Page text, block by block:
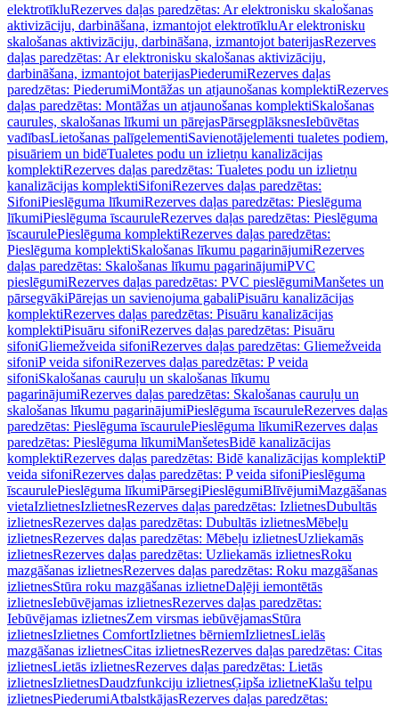
elektrotīkluRezerves daļas paredzētas: Ar elektronisku skalošanas
aktivizāciju, darbināšana, izmantojot elektrotīkluAr elektronisku
skalošanas aktivizāciju, darbināšana, izmantojot baterijasRezerves
daļas paredzētas: Ar elektronisku skalošanas aktivizāciju,
darbināšana, izmantojot baterijasPiederumiRezerves daļas
paredzētas: PiederumiMontāžas un atjaunošanas komplektiRezerves
daļas paredzētas: Montāžas un atjaunošanas komplektiSkalošanas
caurules, skalošanas līkumi un pārejasPārsegplāksnesIebūvētas
vadībasLietošanas palīgelementiSavienotājelementi tualetes podiem,
pisuāriem un bidēTualetes podu un izlietņu kanalizācijas
komplektiRezerves daļas paredzētas: Tualetes podu un izlietņu
kanalizācijas komplektiSifoniRezerves daļas paredzētas:
SifoniPieslēguma līkumiRezerves daļas paredzētas: Pieslēguma
līkumiPieslēguma īscauruleRezerves daļas paredzētas: Pieslēguma
īscaurulePieslēguma komplektiRezerves daļas paredzētas:
Pieslēguma komplektiSkalošanas līkumu pagarinājumiRezerves
daļas paredzētas: Skalošanas līkumu pagarinājumiPVC
pieslēgumiRezerves daļas paredzētas: PVC pieslēgumiManšetes un
pārsegvākiPārejas un savienojuma gabaliPisuāru kanalizācijas
komplektiRezerves daļas paredzētas: Pisuāru kanalizācijas
komplektiPisuāru sifoniRezerves daļas paredzētas: Pisuāru
sifoniGliemežveida sifoniRezerves daļas paredzētas: Gliemežveida
sifoniP veida sifoniRezerves daļas paredzētas: P veida
sifoniSkalošanas cauruļu un skalošanas līkumu
pagarinājumiRezerves daļas paredzētas: Skalošanas cauruļu un
skalošanas līkumu pagarinājumiPieslēguma īscauruleRezerves daļas
paredzētas: Pieslēguma īscaurulePieslēguma līkumiRezerves daļas
paredzētas: Pieslēguma līkumiManšetesBidē kanalizācijas
komplektiRezerves daļas paredzētas: Bidē kanalizācijas komplektiP
veida sifoniRezerves daļas paredzētas: P veida sifoniPieslēguma
īscaurulePieslēguma līkumiPārsegiPieslēgumiBlīvējumiMazgāšanas
vietaIzlietnesIzlietnesRezerves daļas paredzētas: IzlietnesDubultās
izlietnesRezerves daļas paredzētas: Dubultās izlietnesMēbeļu
izlietnesRezerves daļas paredzētas: Mēbeļu izlietnesUzliekamās
izlietnesRezerves daļas paredzētas: Uzliekamās izlietnesRoku
mazgāšanas izlietnesRezerves daļas paredzētas: Roku mazgāšanas
izlietnesStūra roku mazgāšanas izlietneDaļēji iemontētās
izlietnesIebūvējamas izlietnesRezerves daļas paredzētas:
Iebūvējamas izlietnesZem virsmas iebūvējamasStūra
izlietnesIzlietnes ComfortIzlietnes bērniemIzlietnesLielās
mazgāšanas izlietnesCitas izlietnesRezerves daļas paredzētas: Citas
izlietnesLietās izlietnesRezerves daļas paredzētas: Lietās
izlietnesIzlietnesDaudzfunkciju izlietnesĢipša izlietneKlašu telpu
izlietnesPiederumiAtbalstkājasRezerves daļas paredzētas: